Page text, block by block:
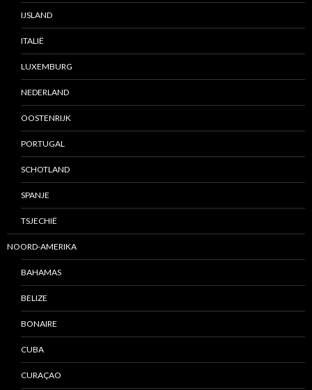
IJSLAND
ITALIË
LUXEMBURG
NEDERLAND
OOSTENRIJK
PORTUGAL
SCHOTLAND
SPANJE
TSJECHIË
NOORD-AMERIKA
BAHAMAS
BELIZE
BONAIRE
CUBA
CURAÇAO